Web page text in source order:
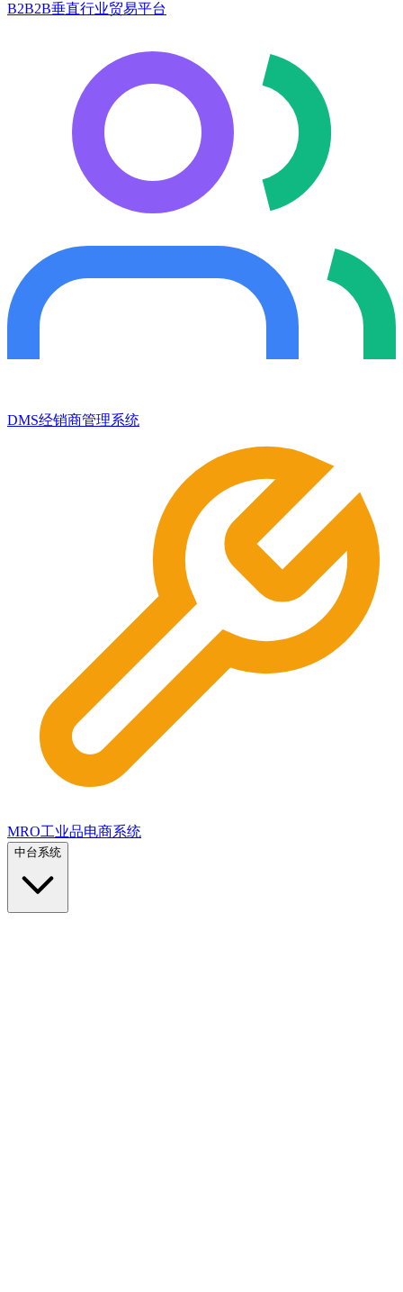
B2B2B垂直行业贸易平台
DMS经销商管理系统
MRO工业品电商系统
中台系统